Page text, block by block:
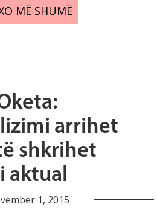
MË SHUMË
arrihet
shkrihet
aktual
1, 2015